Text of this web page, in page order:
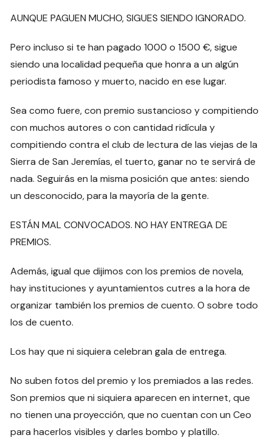
AUNQUE PAGUEN MUCHO, SIGUES SIENDO IGNORADO.
Pero incluso si te han pagado 1000 o 1500 €, sigue
siendo una localidad pequeña que honra a un algún
periodista famoso y muerto, nacido en ese lugar.
Sea como fuere, con premio sustancioso y compitiendo
con muchos autores o con cantidad ridícula y
compitiendo contra el club de lectura de las viejas de la
Sierra de San Jeremías, el tuerto, ganar no te servirá de
nada. Seguirás en la misma posición que antes: siendo
un desconocido, para la mayoría de la gente.
ESTÁN MAL CONVOCADOS. NO HAY ENTREGA DE
PREMIOS.
Además, igual que dijimos con los premios de novela,
hay instituciones y ayuntamientos cutres a la hora de
organizar también los premios de cuento. O sobre todo
los de cuento.
Los hay que ni siquiera celebran gala de entrega.
No suben fotos del premio y los premiados a las redes.
Son premios que ni siquiera aparecen en internet, que
no tienen una proyección, que no cuentan con un Ceo
para hacerlos visibles y darles bombo y platillo.